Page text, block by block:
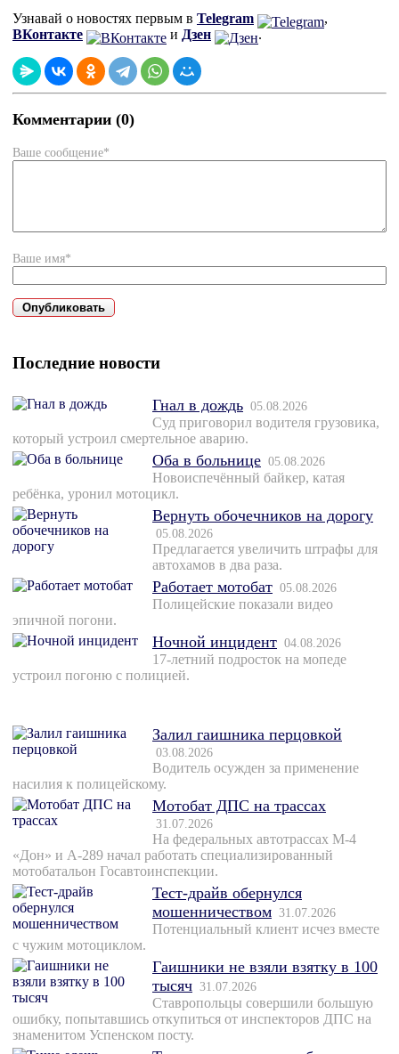
Узнавай о новостях первым в Telegram
,
ВКонтакте
и Дзен .
Комментарии (0)
Ваше сообщение*
Ваше имя*
Последние новости
Гнал в дождь 05.08.2026
Суд приговорил водителя грузовика,
который устроил смертельное аварию.
Оба в больнице 05.08.2026
Новоиспечённый байкер, катая
ребёнка, уронил мотоцикл.
Вернуть обочечников на дорогу
05.08.2026
Предлагается увеличить штрафы для
автохамов в два раза.
Работает мотобат 05.08.2026
Полицейские показали видео
эпичной погони.
Ночной инцидент 04.08.2026
17-летний подросток на мопеде
устроил погоню с полицией.
Залил гаишника перцовкой
03.08.2026
Водитель осужден за применение
насилия к полицейскому.
Мотобат ДПС на трассах
31.07.2026
На федеральных автотрассах М-4
«Дон» и А-289 начал работать специализированный
мотобатальон Госавтоинспекции.
Тест-драйв обернулся
мошенничеством 31.07.2026
Потенциальный клиент исчез вместе
с чужим мотоциклом.
Гаишники не взяли взятку в 100
тысяч 31.07.2026
Ставропольцы совершили большую
ошибку, попытавшись откупиться от инспекторов ДПС на
знаменитом Успенском посту.